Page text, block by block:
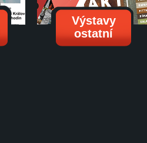
Výstavy
ostatní